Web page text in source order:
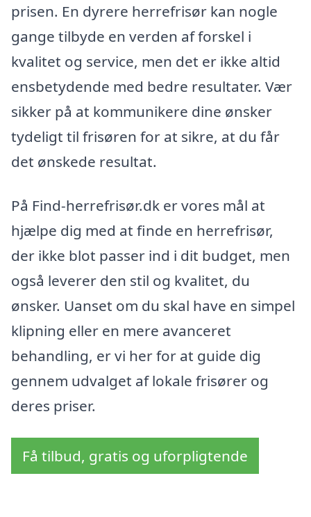
prisen. En dyrere herrefrisør kan nogle
gange tilbyde en verden af forskel i
kvalitet og service, men det er ikke altid
ensbetydende med bedre resultater. Vær
sikker på at kommunikere dine ønsker
tydeligt til frisøren for at sikre, at du får
det ønskede resultat.
På Find-herrefrisør.dk er vores mål at
hjælpe dig med at finde en herrefrisør,
der ikke blot passer ind i dit budget, men
også leverer den stil og kvalitet, du
ønsker. Uanset om du skal have en simpel
klipning eller en mere avanceret
behandling, er vi her for at guide dig
gennem udvalget af lokale frisører og
deres priser.
Få tilbud, gratis og uforpligtende